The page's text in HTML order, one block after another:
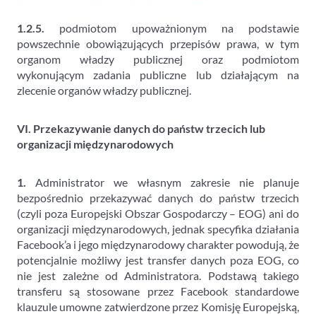
1.2.5. podmiotom upoważnionym na podstawie
powszechnie obowiązujących przepisów prawa, w tym
organom władzy publicznej oraz podmiotom
wykonującym zadania publiczne lub działającym na
zlecenie organów władzy publicznej.
VI. Przekazywanie danych do państw trzecich lub
organizacji międzynarodowych
1. Administrator we własnym zakresie nie planuje
bezpośrednio przekazywać danych do państw trzecich
(czyli poza Europejski Obszar Gospodarczy – EOG) ani do
organizacji międzynarodowych, jednak specyfika działania
Facebook’a i jego międzynarodowy charakter powodują, że
potencjalnie możliwy jest transfer danych poza EOG, co
nie jest zależne od Administratora. Podstawą takiego
transferu są stosowane przez Facebook standardowe
klauzule umowne zatwierdzone przez Komisję Europejską,